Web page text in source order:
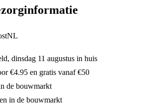
dinsdag 11 augustus in huis
€4.95 en gratis vanaf €50
de bouwmarkt
in de bouwmarkt